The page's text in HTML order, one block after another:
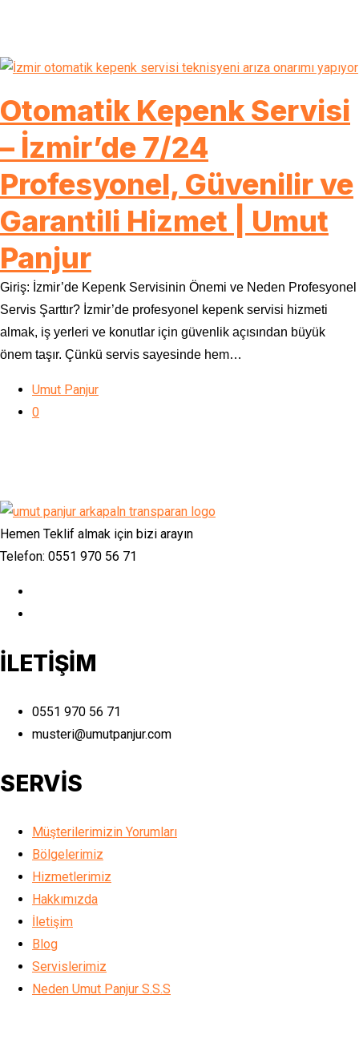
Otomatik Kepenk Servisi
– İzmir’de 7/24
Profesyonel, Güvenilir ve
Garantili Hizmet | Umut
Panjur
Giriş: İzmir’de Kepenk Servisinin Önemi ve Neden Profesyonel
Servis Şarttır? İzmir’de profesyonel kepenk servisi hizmeti
almak, iş yerleri ve konutlar için güvenlik açısından büyük
önem taşır. Çünkü servis sayesinde hem…
Umut Panjur
0
Hemen Teklif almak için bizi arayın
Telefon: 0551 970 56 71
İLETİŞİM
0551 970 56 71
musteri@umutpanjur.com
SERVİS
Müşterilerimizin Yorumları
Bölgelerimiz
Hizmetlerimiz
Hakkımızda
İletişim
Blog
Servislerimiz
Neden Umut Panjur S.S.S